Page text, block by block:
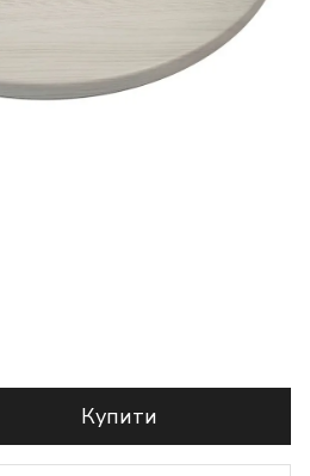
Купити